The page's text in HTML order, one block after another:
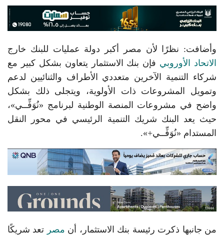
وأضافت: نظرًا لأن مصر أكبر دولة عمليات للبنك خارج
الاتحاد الأوروبي فإن بنك الاستثمار يتعاون بشكل كبير مع
شركاء التنمية الآخرين متعددي الأطراف والثنائيين لدعم
وتمويل المشروعات ذات الأولوية، ويتجلى ذلك بشكل
واضح في مشروعات المنصة الوطنية لبرنامج «نُوَفِّــي»،
حيث يعد البنك شريك التنمية الرئيسي في محور النقل
المستدام «نُوَفِّــي+».
من جانبها ذكرت رئيسة بنك الاستثمار، أن مصر تعد شريكًا